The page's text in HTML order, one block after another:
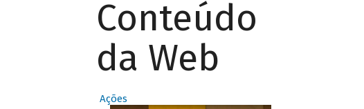
Conteúdo
da Web
Ações